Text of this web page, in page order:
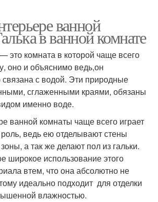
ванной
в ванной комнате
это комната в которой чаще всего
оно и объяснимо ведь,он
связана с водой. Эти природные
сглаженными краями, обязаны
именно воде.
ванной комнаты чаще всего играет
ведь ею отделывают стены
а так же делают пол из гальки.
широкое использование этого
втем, что она абсолютно не
идеально подходит для отделки
влажностью.